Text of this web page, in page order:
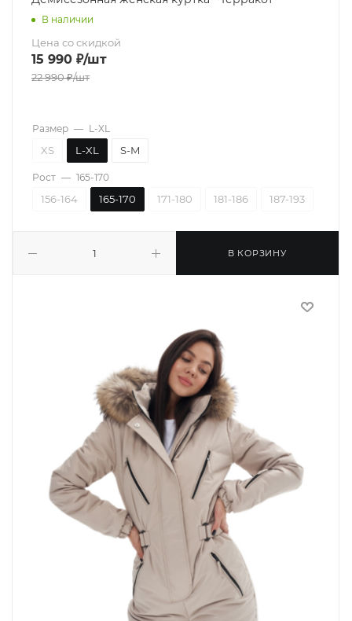
В наличии
Цена со скидкой
15 990 ₽/шт
22 990₽/шт
В КОРЗИНУ
Размер — L-XL
XS L-XL S-M
Рост — 165-170
156-164 165-170 171-180 181-186 187-193